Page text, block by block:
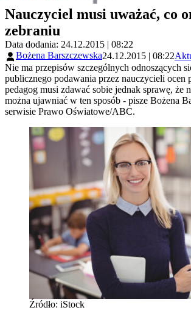
Nauczyciel musi uważać, co
zebraniu
Data dodania: 24.12.2015 | 08:22
Bożena Barszczewska24.12.2015 | 08:22
Nie ma przepisów szczególnych odnoszących
publicznego podawania przez nauczycieli ocen
pedagog musi zdawać sobie jednak sprawę, że
można ujawniać w ten sposób - pisze Bożena
serwisie Prawo Oświatowe/ABC.
Źródło: iStock